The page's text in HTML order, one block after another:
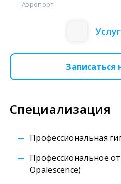
Аэропорт
Записаться
Специализация
Профессиональная
Профессиональное
Opalescence)